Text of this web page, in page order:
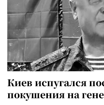
Киев испугался
покушения на